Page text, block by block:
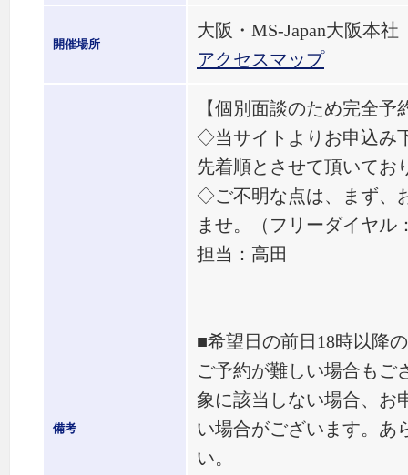
開催場所
大阪・MS-Japan大阪本社
アクセスマップ
備考
【個別面談のため完全予
◇当サイトよりお申込み
先着順とさせて頂いてお
◇ご不明な点は、まず、
ませ。（フリーダイヤル
担当：高田
■希望日の前日18時以降
ご予約が難しい場合もご
象に該当しない場合、お
い場合がございます。あ
い。